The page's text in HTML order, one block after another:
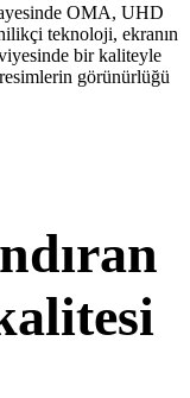
OMA, UHD
teknoloji, ekranın
bir kaliteyle
görünürlüğü